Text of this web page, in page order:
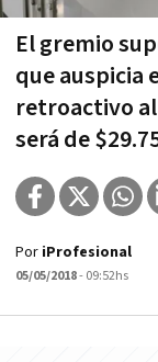
El gremio
que auspicia
retroactivo
será de
Por iProfesional
05/05/2018- 09:52hs